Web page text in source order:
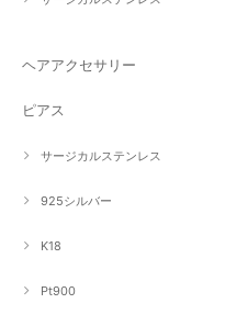
ヘアアクセサリー
ピアス
サージカルステンレス
925シルバー
K18
Pt900